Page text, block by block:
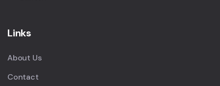
Links
About Us
Contact